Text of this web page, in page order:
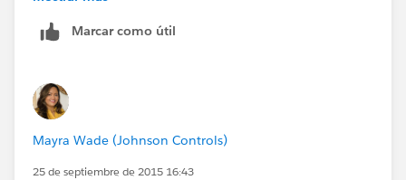
Like this =>Marcar como útil
Mayra Wade (Johnson Controls)
25 de septiembre de 2015 16:43